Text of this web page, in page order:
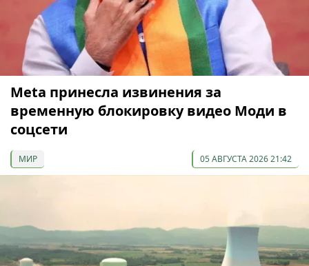
Meta принесла извинения за
временную блокировку видео Моди в
соцсети
МИР 05 АВГУСТА 2026 21:42